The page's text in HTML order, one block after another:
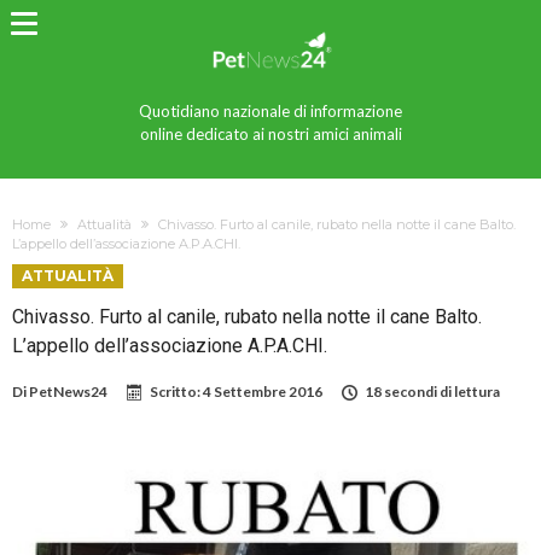
Quotidiano nazionale di informazione
online dedicato ai nostri amici animali
Home Attualità
Chivasso. Furto al canile, rubato nella notte il cane Balto.
L’appello dell’associazione A.P.A.CHI.
ATTUALITÀ
Chivasso. Furto al canile, rubato nella notte il cane Balto.
L’appello dell’associazione A.P.A.CHI.
Di PetNews24 Scritto:4 Settembre 2016 18 secondi di lettura